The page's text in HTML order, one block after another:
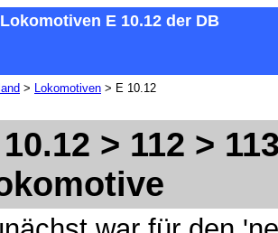
E 10.12 der DB
> Lokomotiven > E 10.12
> 112 >